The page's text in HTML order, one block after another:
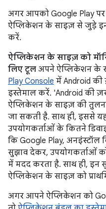
अगर आपको Google Play
ऐप्लिकेशन के साइज़ से जुड़े इन
करें.
ऐप्लिकेशन के साइज़ को
लिए टूल अपने ऐप्लिकेशन के
Play Console में Android की
इस्तेमाल करें. 'Android की
ऐप्लिकेशन के साइज़ की
जा सकती है. साथ ही, इससे
उपयोगकर्ताओं के कितने
कि Google Play,
सुझाव देकर, उपयोगकर्ताओं
में मदद करता है. साथ ही, इन
ऐप्लिकेशन के साइज़ को
अगर आपने ऐप्लिकेशन को